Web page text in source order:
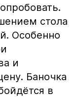
стола
Особенно
и
Баночка
в